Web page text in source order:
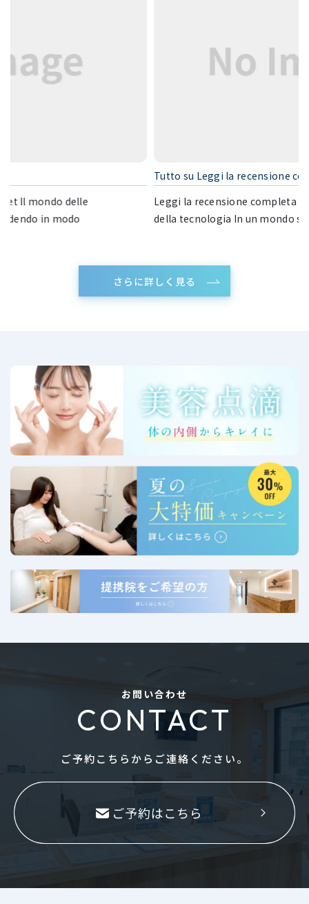
Tutto su Leggi la recensione completa
Leggi la recensione completa Introduzione all’importanza
della tecnologia In un mondo sempre più interco […]
さらに詳しく見る
お問い合わせ
CONTACT
ご予約こちらからご連絡ください。